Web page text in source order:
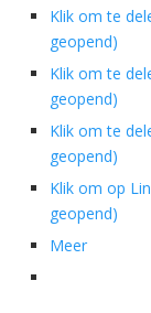
Klik om te
geopend)
Klik om te
geopend)
Klik om te
geopend)
Klik om op
geopend)
Meer